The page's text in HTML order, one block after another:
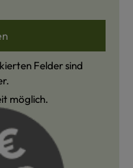
Felder sind
möglich.